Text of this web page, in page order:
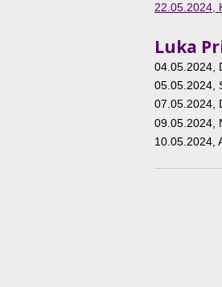
22.05.2024,
Luka
04.05.2024
05.05.2024
07.05.2024,
09.05.2024
10.05.2024